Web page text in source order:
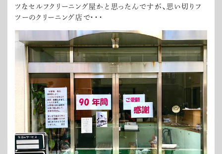
ツなセルフクリーニング屋かと思ったんですが、思い切りフ
ツーのクリーニング店で・・・